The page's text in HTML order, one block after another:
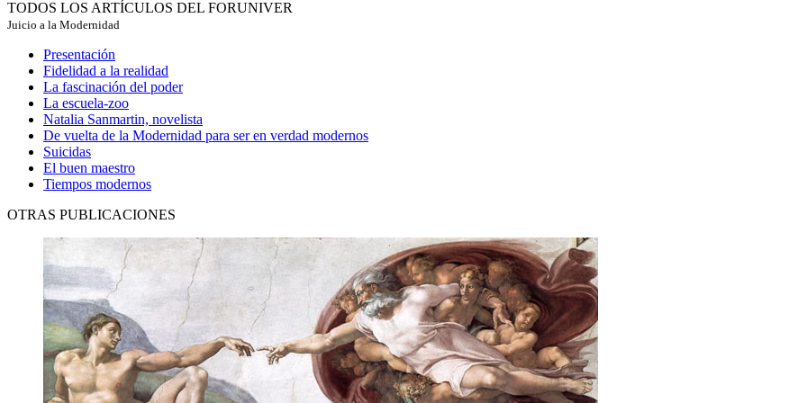
TODOS LOS ARTÍCULOS DEL FORUNIVER
Juicio a la Modernidad
Presentación
Fidelidad a la realidad
La fascinación del poder
La escuela-zoo
Natalia Sanmartin, novelista
De vuelta de la Modernidad para ser en verdad modernos
Suicidas
El buen maestro
Tiempos modernos
OTRAS PUBLICACIONES